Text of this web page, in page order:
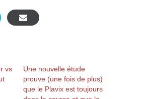
vs
Une nouvelle étude
prouve (une fois de plus)
que le Plavix est toujours